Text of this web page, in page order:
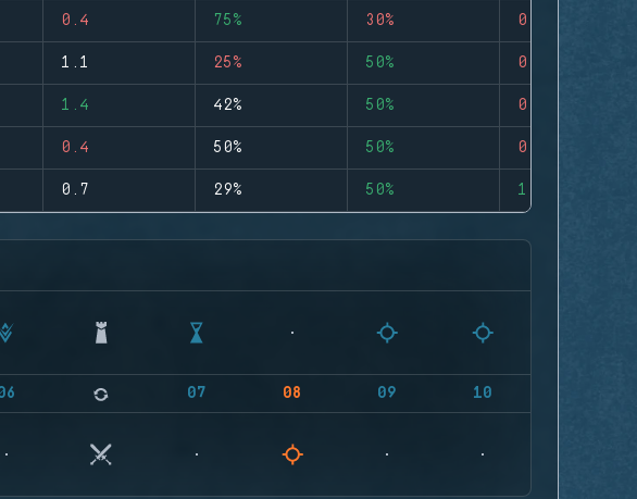
0.4 75% 30% 0
1.1 25% 50% 0
1.4 42% 50% 0
0.4 50% 50% 0
0.7 29% 50% 1
07 08 09 10